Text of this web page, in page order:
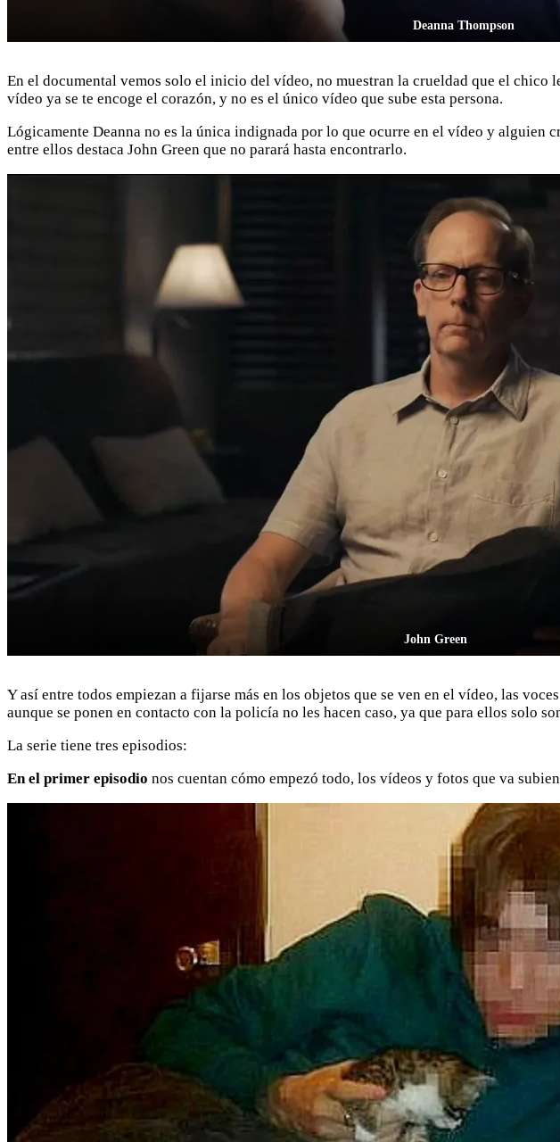
Deanna Thompson
En el documental vemos solo el inicio del vídeo, no muestran la crueldad que el chico
vídeo ya se te encoge el corazón, y no es el único vídeo que sube esta persona.
Lógicamente Deanna no es la única indignada por lo que ocurre en el vídeo y alguien
entre ellos destaca John Green que no parará hasta encontrarlo.
John Green
Y así entre todos empiezan a fijarse más en los objetos que se ven en el vídeo, las
aunque se ponen en contacto con la policía no les hacen caso, ya que para ellos solo
La serie tiene tres episodios:
En el primer episodio nos cuentan cómo empezó todo, los vídeos y fotos que va